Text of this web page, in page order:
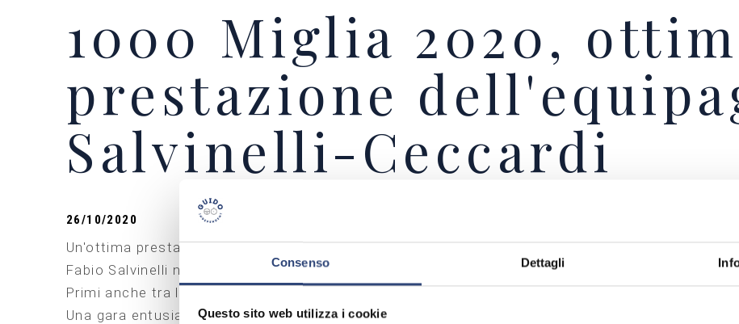
Consenso Dettagli
Questo sito web utilizza i cookie
1000 Miglia 2020,
prestazione
Salvinelli-Ceccardi
26/10/2020
Un'ottima prestazione dell'equipaggio Guido Independent all'edizione 2020 della 1000 Miglia che
Fabio Salvinelli navigato da Guido Ceccardi, si sono aggiudicati il 14° posto assoluto e il 1°
Primi anche tra le auto storiche con il medesimo coefficiente.
Una gara entusiasmante e combattuta seppur nella particolarità di questa edizione.